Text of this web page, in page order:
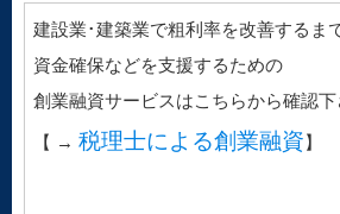
建設業･建築業で粗利率を改善するま
資金確保などを支援するための
創業融資サービスはこちらから確認下
【 → 税理士による創業融資】